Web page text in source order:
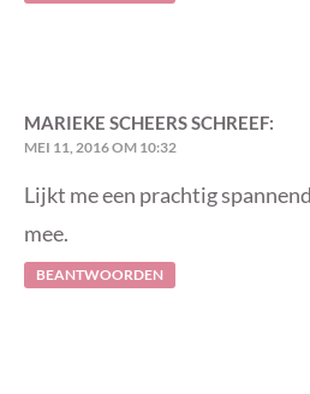
MARIEKE SCHEERSSCHREEF:
MEI 11, 2016 OM 10:32
Lijkt me een prachtig
mee.
BEANTWOORDEN